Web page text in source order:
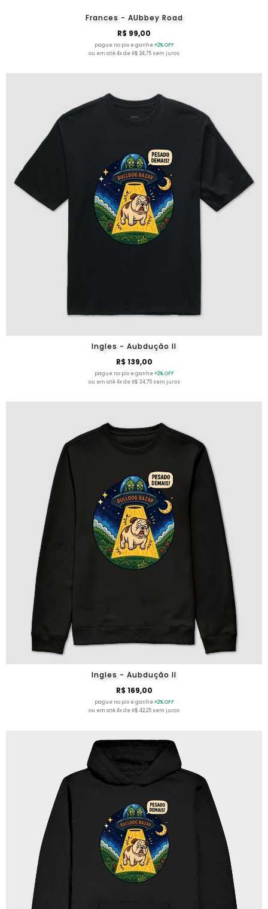
Frances - AUbbey Road
R$ 99,00
pague no pix e ganhe+2% OFF
ou em até 4x de R$ 24,75 sem juros
Ingles - Aubdução II
R$ 139,00
pague no pix e ganhe+2% OFF
ou em até 4x de R$ 34,75 sem juros
Ingles - Aubdução II
R$ 169,00
pague no pix e ganhe+2% OFF
ou em até 4x de R$ 42,25 sem juros